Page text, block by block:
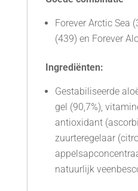
Forever Arctic Sea
(439) en Forever
Ingrediënten:
Gestabiliseerde
gel (90,7%),
antioxidant
zuurteregelaar
natuurlijk